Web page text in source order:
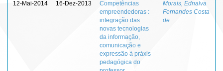
12-Mai-2014 16-Dez-2013
Competências
empreendedoras :
integração das
novas tecnologias
da informação,
comunicação e
expressão à práxis
pedagógica do
Morais, Ednalva
Fernandes Costa
de